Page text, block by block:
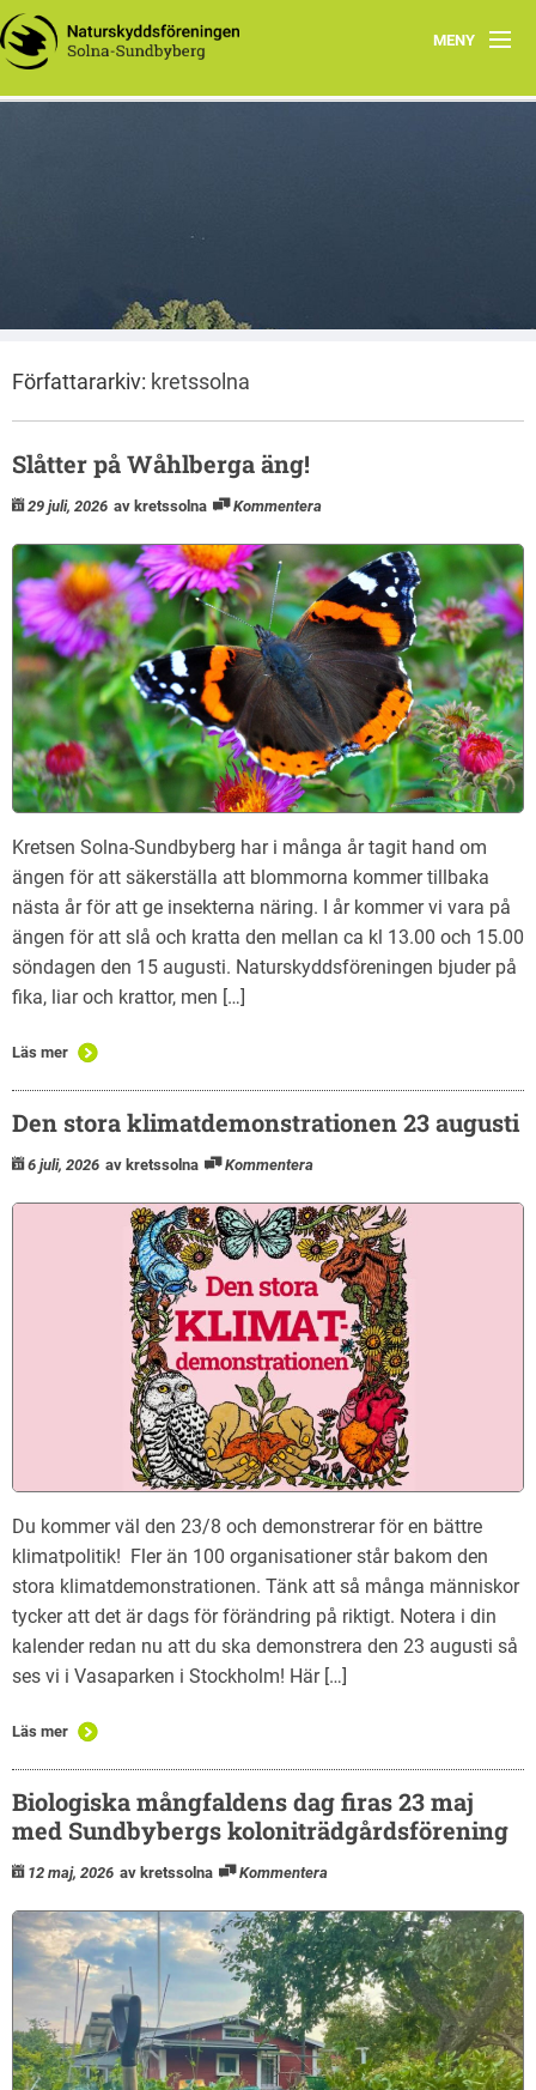
MENY
Hem
Dokument
Författararkiv: kretssolna
Slåtter på Wåhlberga äng!
29 juli, 2026 av kretssolna Kommentera
Kretsen Solna-Sundbyberg har i många år tagit hand om
ängen för att säkerställa att blommorna kommer tillbaka
nästa år för att ge insekterna näring. I år kommer vi vara på
ängen för att slå och kratta den mellan ca kl 13.00 och 15.00
söndagen den 15 augusti. Naturskyddsföreningen bjuder på
fika, liar och krattor, men […]
Läs mer
Den stora klimatdemonstrationen 23 augusti
6 juli, 2026 av kretssolna Kommentera
Du kommer väl den 23/8 och demonstrerar för en bättre
klimatpolitik! Fler än 100 organisationer står bakom den
stora klimatdemonstrationen. Tänk att så många människor
tycker att det är dags för förändring på riktigt. Notera i din
kalender redan nu att du ska demonstrera den 23 augusti så
ses vi i Vasaparken i Stockholm! Här […]
Läs mer
Biologiska mångfaldens dag firas 23 maj
med Sundbybergs koloniträdgårdsförening
12 maj, 2026 av kretssolna Kommentera